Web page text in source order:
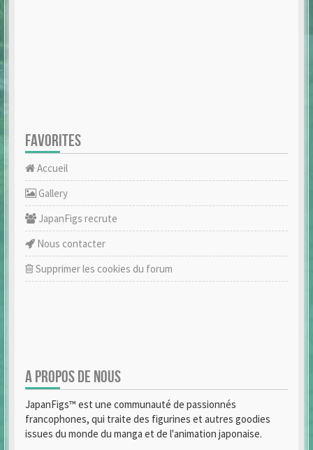
FAVORITES
Accueil
Gallery
JapanFigs recrute
Nous contacter
Supprimer les cookies du forum
A PROPOS DE NOUS
JapanFigs™ est une communauté de passionnés
francophones, qui traite des figurines et autres goodies
issues du monde du manga et de l'animation japonaise.